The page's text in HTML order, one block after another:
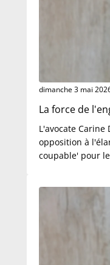
dimanche 3 mai
La force de
L'avocate
opposition à
coupable' pour